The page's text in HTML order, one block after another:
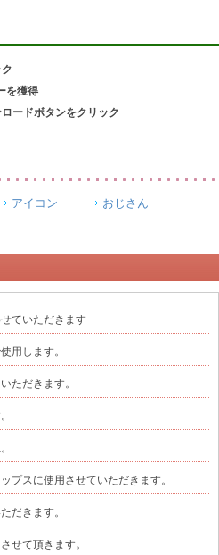
を獲得
ードボタンをクリック
アイコン
おじさん
ていただきます
用します。
ただきます。
プスに使用させていただきます。
だきます。
せて頂きます。